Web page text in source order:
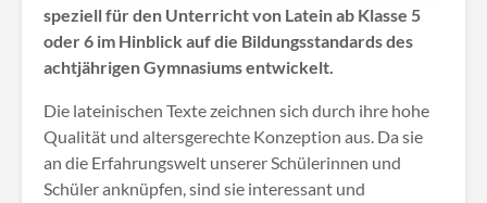
speziell für den Unterricht von Latein ab Klasse 5
oder 6 im Hinblick auf die Bildungsstandards des
achtjährigen Gymnasiums entwickelt.
Die lateinischen Texte zeichnen sich durch ihre hohe
Qualität und altersgerechte Konzeption aus. Da sie
an die Erfahrungswelt unserer Schülerinnen und
Schüler anknüpfen, sind sie interessant und